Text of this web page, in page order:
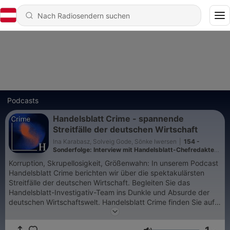
Podcasts
Handelsblatt Crime - spannende
Streitfälle der deutschen Wirtschaft
Ina Karabasz, Solveig Gode, Sönke Iwersen
154 -
Sonderfolge: Interview mit Handelsblatt-Chefredakteur
Korruption, Skrupellosigkeit, Größenwahn: In unserem Podcast
Handelsblatt Crime berichten wir über die spektakulärsten
Streitfälle der deutschen Wirtschaft. Begleiten Sie das
Handelsblatt-Investigativ-Team ins Dunkle und Absurde der
deutschen Wirtschaftswelt. Handelsblatt Crime finden Sie auf
allen relevanten Podcast-Plattformen - und natürlich hier auf